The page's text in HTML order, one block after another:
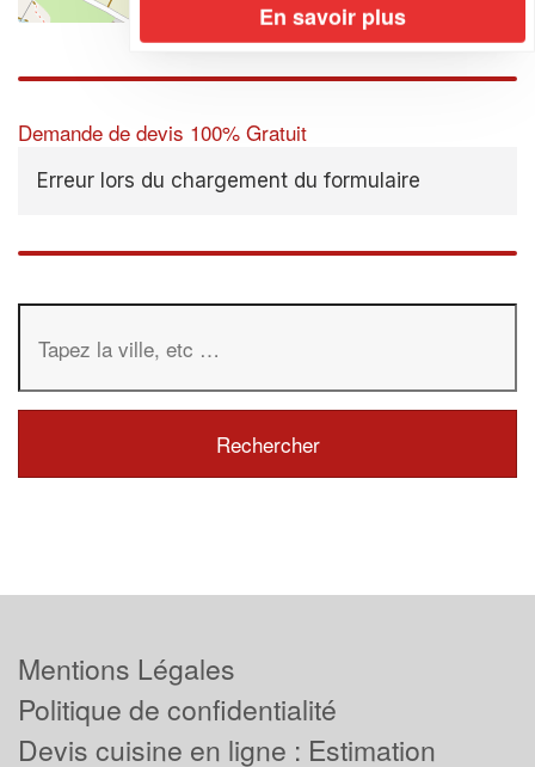
| Map data ©OpenStreetMap contributors,
Demande de devis 100% Gratuit
Erreur lors du chargement du formulaire
En savoir plus
Mentions Légales
Politique de confidentialité
Devis cuisine en ligne : Estimation